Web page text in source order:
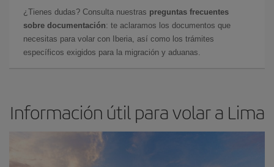
¿Tienes dudas? Consulta nuestras preguntas frecuentes
sobre documentación: te aclaramos los documentos que
necesitas para volar con Iberia, así como los trámites
específicos exigidos para la migración y aduanas.
Información útil para volar a Lima